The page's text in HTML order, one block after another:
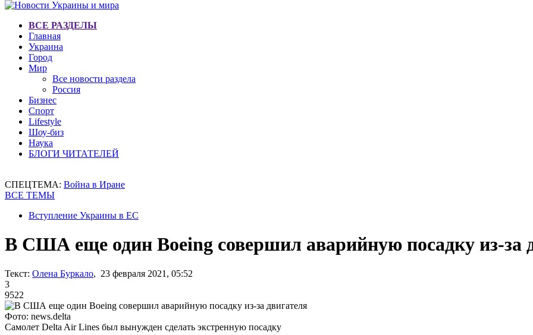
ВСЕ РАЗДЕЛЫ
Главная
Украина
Город
Мир
Все новости раздела
Россия
Бизнес
Спорт
Lifestyle
Шоу-биз
Наука
БЛОГИ ЧИТАТЕЛЕЙ
СПЕЦТЕМА: Война в Иране
ВСЕ ТЕМЫ
Вступление Украины в ЕС
В США еще один Boeing совершил аварийную посадку из-за
Текст: Олена Буркало, 23 февраля 2021, 05:52
3
9522
Фото: news.delta
Самолет Delta Air Lines был вынужден сделать экстренную посадку